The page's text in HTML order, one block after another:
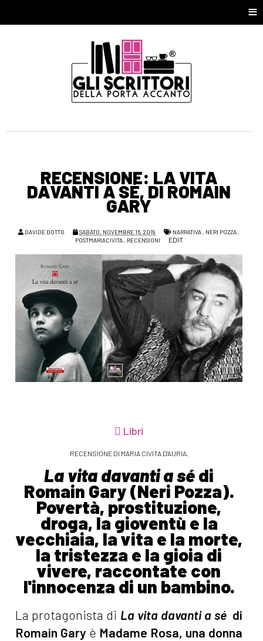
≡
RECENSIONE: LA VITA
DAVANTI A SÉ, DI ROMAIN
GARY
DAVIDE DOTTO SABATO, NOVEMBRE 16, 2019 NARRATIVA , NERI POZZA ,
POSTMARIACIVITA, RECENSIONI EDIT
Libri
RECENSIONE DI MARIA CIVITA D'AURIA.
La vita davanti a sédi
Romain Gary (Neri Pozza).
Povertà, prostituzione,
droga, la gioventù e la
vecchiaia, la vita e la morte,
la tristezza e la gioia di
vivere, raccontate con
l'innocenza di un bambino.
La protagonista di La vita davanti a sé di
Romain Gary è Madame Rosa, una donna